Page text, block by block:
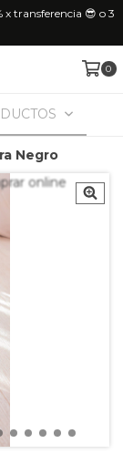
x transferencia 😎 o 3
0
Negro